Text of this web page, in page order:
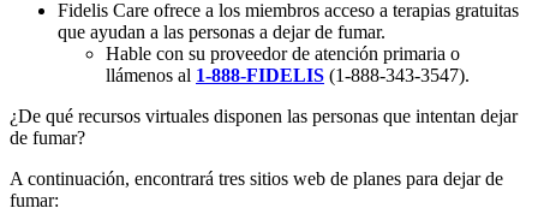
Fidelis Care ofrece a los miembros acceso a terapias gratuitas
que ayudan a las personas a dejar de fumar.
Hable con su proveedor de atención primaria o
llámenos al 1-888-FIDELIS (1-888-343-3547).
¿De qué recursos virtuales disponen las personas que intentan dejar
de fumar?
A continuación, encontrará tres sitios web de planes para dejar de
fumar: